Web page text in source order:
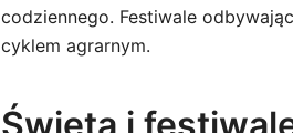
codziennego. Festiwale
cyklem agrarnym.